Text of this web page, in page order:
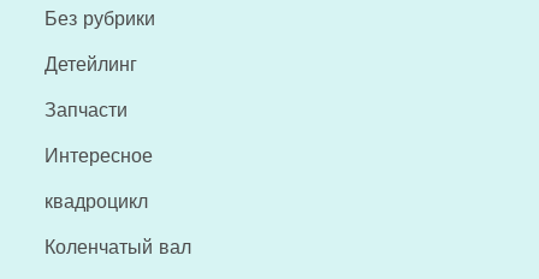
Без рубрики
Детейлинг
Запчасти
Интересное
квадроцикл
Коленчатый вал